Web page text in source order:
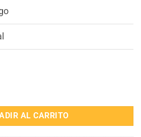
King cantidad
AL CARRITO